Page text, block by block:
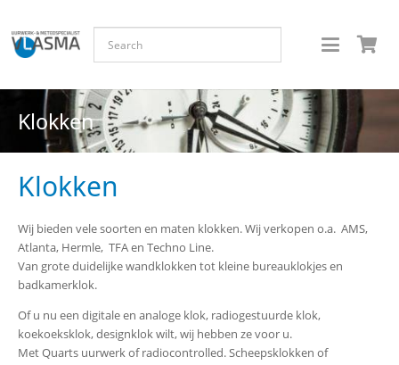
Klokken
Klokken
Wij bieden vele soorten en maten klokken. Wij verkopen o.a. AMS,
Atlanta, Hermle, TFA en Techno Line.
Van grote duidelijke wandklokken tot kleine bureauklokjes en
badkamerklok.
Of u nu een digitale en analoge klok, radiogestuurde klok,
koekoeksklok, designklok wilt, wij hebben ze voor u.
Met Quarts uurwerk of radiocontrolled. Scheepsklokken of